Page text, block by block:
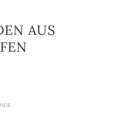
AUS